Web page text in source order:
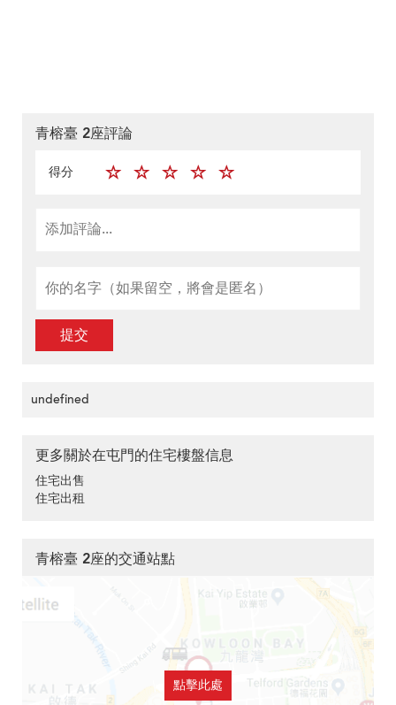
青榕臺 2座評論
得分
提交
undefined
更多關於在屯門的住宅樓盤信息
住宅出售
住宅出租
青榕臺 2座的交通站點
點擊此處